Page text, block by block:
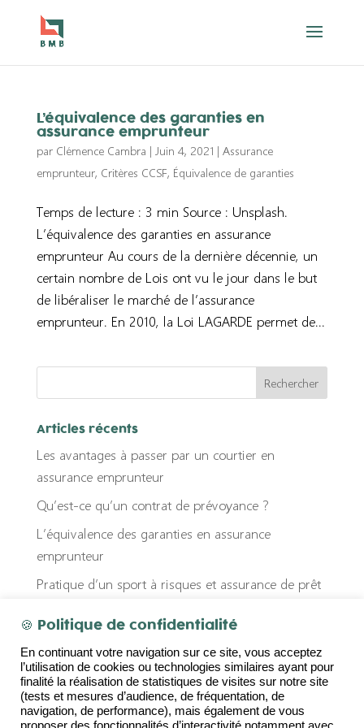
L’équivalence des garanties en
assurance emprunteur
par Clémence Cambra | Juin 4, 2021 | Assurance
emprunteur, Critères CCSF, Équivalence de garanties
Temps de lecture : 3 min Source : Unsplash.
L’équivalence des garanties en assurance
emprunteur Au cours de la dernière décennie, un
certain nombre de Lois ont vu le jour dans le but
de libéraliser le marché de l’assurance
emprunteur. En 2010, la Loi LAGARDE permet de...
Articles récents
Les avantages à passer par un courtier en
assurance emprunteur
Qu’est-ce qu’un contrat de prévoyance ?
L’équivalence des garanties en assurance
emprunteur
Pratique d’un sport à risques et assurance de prêt
Fausse déclaration et assurance emprunteur
Commentaires récents
🍪 Politique de confidentialité
En continuant votre navigation sur ce site, vous acceptez
l’utilisation de cookies ou technologies similaires ayant pour
finalité la réalisation de statistiques de visites sur notre site
(tests et mesures d’audience, de fréquentation, de
navigation, de performance), mais également de vous